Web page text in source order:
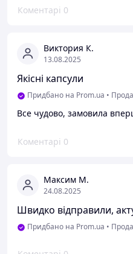
Коментарі 0
Виктория К.
13.08.2025
Якісні капсули
Придбано на Prom.ua •
Все чудово, замовила
Коментарі 0
Максим М.
24.08.2025
Швидко відправили,
Придбано на Prom.ua •